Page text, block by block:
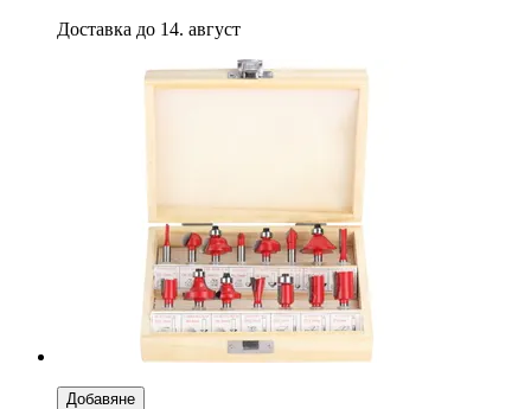
Доставка до 14. август
Добавяне